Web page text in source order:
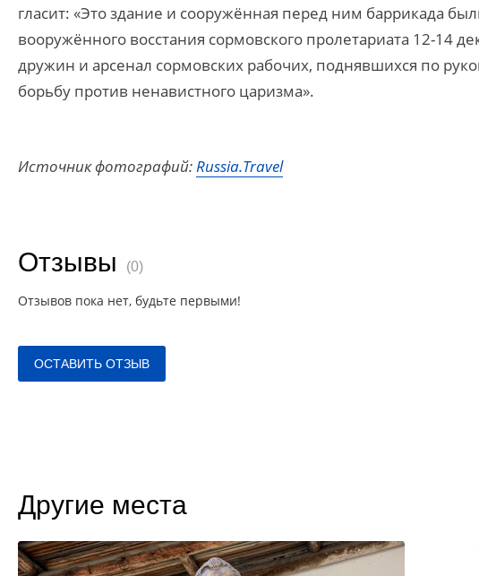
гласит: «Это здание и сооружённая перед ним баррикада
вооружённого восстания сормовского пролетариата 12-14
дружин и арсенал сормовских рабочих, поднявшихся по
борьбу против ненавистного царизма».
Источник фотографий:Russia.Travel
Отзывы (0)
Отзывов пока нет, будьте первыми!
ОСТАВИТЬ ОТЗЫВ
Другие места